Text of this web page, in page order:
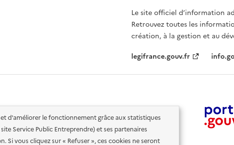
d'améliorer le fonctionnement grâce aux statistiques
Service Public Entreprendre) et ses partenaires
vous cliquez sur « Refuser », ces cookies ne seront
Le site officiel d’information
Retrouvez toutes les
création, à la gestion et au
legifrance.gouv.fr